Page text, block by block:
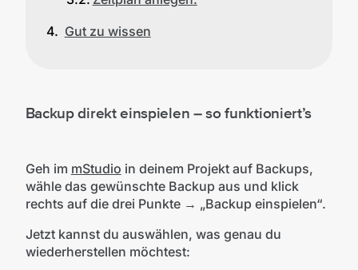
Gut zu wissen
Backup direkt einspielen – so funktioniert’s
Geh im mStudio in deinem Projekt auf Backups,
wähle das gewünschte Backup aus und klick
rechts auf die drei Punkte → „Backup einspielen“.
Jetzt kannst du auswählen, was genau du
wiederherstellen möchtest: